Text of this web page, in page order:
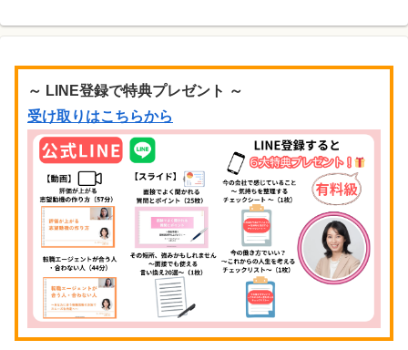
～ LINE登録で特典プレゼント ～
受け取りはこちらから